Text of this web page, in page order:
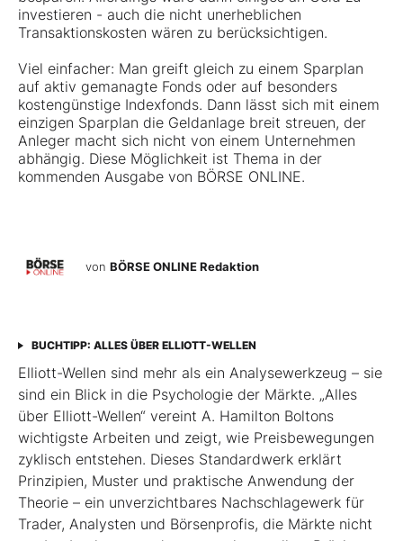
investieren - auch die nicht unerheblichen
Transaktionskosten wären zu berücksichtigen.
Viel einfacher: Man greift gleich zu einem Sparplan
auf aktiv gemanagte Fonds oder auf besonders
kostengünstige Indexfonds. Dann lässt sich mit einem
einzigen Sparplan die Geldanlage breit streuen, der
Anleger macht sich nicht von einem Unternehmen
abhängig. Diese Möglichkeit ist Thema in der
kommenden Ausgabe von BÖRSE ONLINE.
von BÖRSE ONLINE Redaktion
BUCHTIPP: ALLES ÜBER ELLIOTT-WELLEN
Elliott-Wellen sind mehr als ein Analysewerkzeug – sie
sind ein Blick in die Psychologie der Märkte. „Alles
über Elliott-Wellen“ vereint A. Hamilton Boltons
wichtigste Arbeiten und zeigt, wie Preisbewegungen
zyklisch entstehen. Dieses Standardwerk erklärt
Prinzipien, Muster und praktische Anwendung der
Theorie – ein unverzichtbares Nachschlagewerk für
Trader, Analysten und Börsenprofis, die Märkte nicht